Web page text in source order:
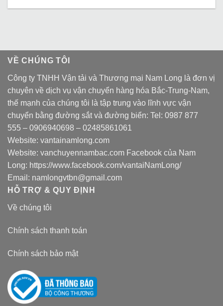
VỀ CHÚNG TÔI
Công ty TNHH Vận tải và Thương mại Nam Long là đơn vị
chuyên về dịch vụ vận chuyển hàng hóa Bắc-Trung-Nam,
thế mạnh của chúng tôi là tập trung vào lĩnh vực vận
chuyển bằng đường sắt và đường biển: Tel: 0987 877
555 – 0906940698 – 02485861061
Website: vantainamlong.com
Website: vanchuyennambac.com Facebook của Nam
Long: https://www.facebook.com/vantaiNamLong/
Email: namlongvtbn@gmail.com
HỖ TRỢ & QUY ĐỊNH
Về chúng tôi
Chính sách thanh toán
Chính sách bảo mật